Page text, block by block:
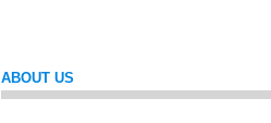
ABOUT US